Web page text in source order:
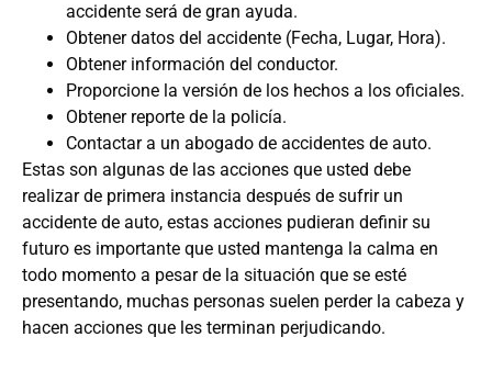
accidente será de gran ayuda.
Obtener datos del accidente (Fecha, Lugar, Hora).
Obtener información del conductor.
Proporcione la versión de los hechos a los oficiales.
Obtener reporte de la policía.
Contactar a un abogado de accidentes de auto.
Estas son algunas de las acciones que usted debe
realizar de primera instancia después de sufrir un
accidente de auto, estas acciones pudieran definir su
futuro es importante que usted mantenga la calma en
todo momento a pesar de la situación que se esté
presentando, muchas personas suelen perder la cabeza y
hacen acciones que les terminan perjudicando.